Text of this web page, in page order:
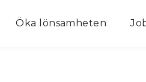
Öka lönsamheten